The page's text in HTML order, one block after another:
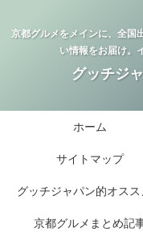
京都グルメをメインに、全国
い情報をお届け。
グッチジ
ホーム
サイトマップ
グッチジャパン的オス
京都グルメまとめ記